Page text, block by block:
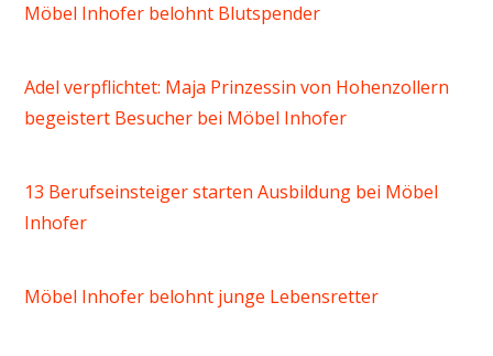
Möbel Inhofer belohnt Blutspender
Adel verpflichtet: Maja Prinzessin von Hohenzollern
begeistert Besucher bei Möbel Inhofer
13 Berufseinsteiger starten Ausbildung bei Möbel
Inhofer
Möbel Inhofer belohnt junge Lebensretter